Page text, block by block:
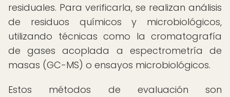
residuales. Para verificarla, se realizan análisis
de residuos químicos y microbiológicos,
utilizando técnicas como la cromatografía
de gases acoplada a espectrometría de
masas (GC-MS) o ensayos microbiológicos.
Estos métodos de evaluación son